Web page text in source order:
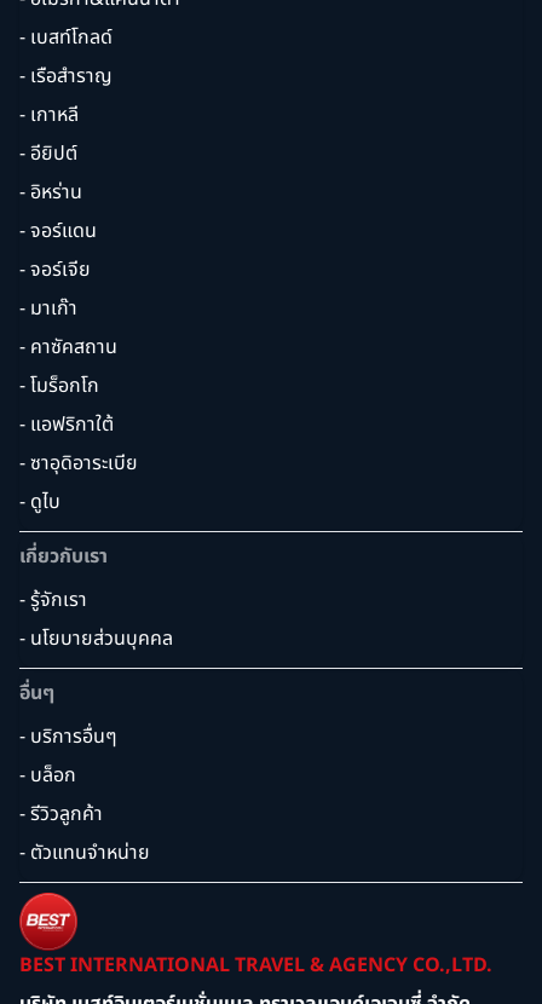
- เบสท์โกลด์
- เรือสำราญ
- เกาหลี
- อียิปต์
- อิหร่าน
- จอร์แดน
- จอร์เจีย
- มาเก๊า
- คาซัคสถาน
- โมร็อกโก
- แอฟริกาใต้
- ซาอุดิอาระเบีย
- ดูไบ
เกี่ยวกับเรา
- รู้จักเรา
- นโยบายส่วนบุคคล
อื่นๆ
- บริการอื่นๆ
- บล็อก
- รีวิวลูกค้า
- ตัวแทนจำหน่าย
BEST INTERNATIONAL TRAVEL & AGENCY CO.,LTD.